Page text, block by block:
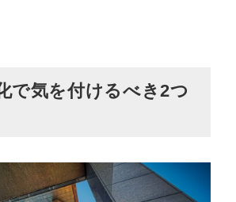
0023 東京都新宿区西新宿3丁目8番3号 新
で気を付けるべき2つ